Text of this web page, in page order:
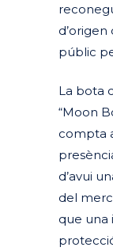
públic
La bota
“Moon
compta
d’avui
del
que una